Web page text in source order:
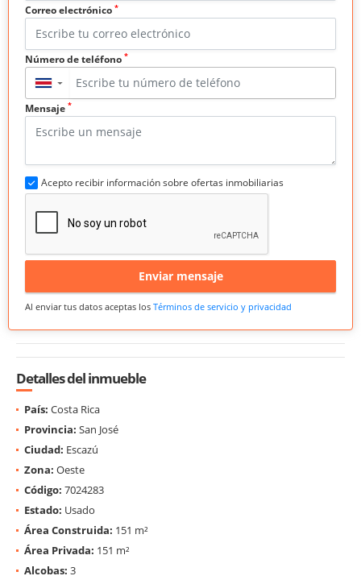
Correo electrónico *
Número de teléfono *
▼
Mensaje *
Acepto recibir información sobre ofertas inmobiliarias
Enviar mensaje
Al enviar tus datos aceptas los Términos de servicio y privacidad
Detalles del inmueble
País: Costa Rica
Provincia: San José
Ciudad: Escazú
Zona: Oeste
Código: 7024283
Estado: Usado
Área Construida: 151 m²
Área Privada: 151 m²
Alcobas: 3